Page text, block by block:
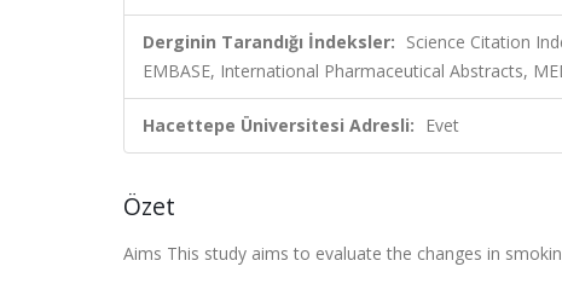
Derginin Tarandığı İndeksler: Science Citation
EMBASE, International Pharmaceutical Abstracts,
Hacettepe Üniversitesi Adresli: Evet
Özet
Aims This study aims to evaluate the changes in